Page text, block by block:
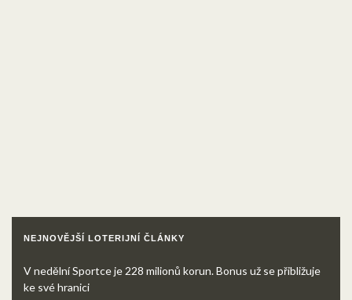
NEJNOVĚJŠÍ LOTERIJNÍ ČLÁNKY
V nedělní Sportce je 228 milionů korun. Bonus už se přibližuje
ke své hranici